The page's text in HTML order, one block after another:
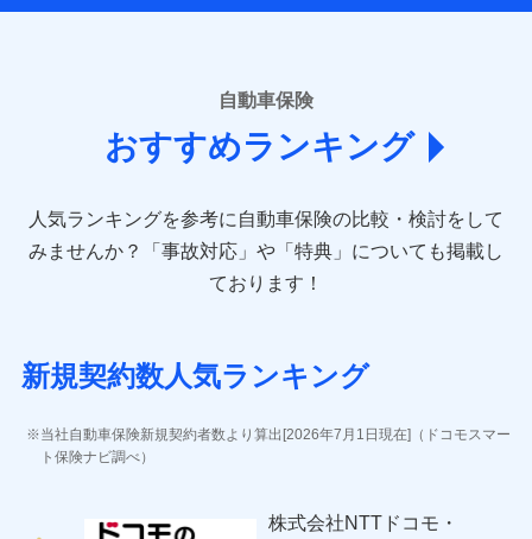
ームページに掲載しておりますので、ご確認ください。
あいおいニッセイ同和損害保険株式会社
(https://www.aioinissaydowa.co.jp/)
アクサ損害保険株式会社 (https://www.axa-
direct.co.jp/)
sompo.co.jp/)
東京海上ダイレクト損害保険株式会社 (https://www.e-
AIG損害保険株式会社 (https://www.aig.co.jp/sonpo)
ジェイアイ傷害火災保険株式会社
ソニー損害保険株式会社
(https://www.sonysonpo.co.jp/)
ＳＯＭＰＯダイレクト損害保険株式会社
自動車保険
おすすめランキング
人気ランキングを参考に自動車保険の比較・検討をして
みませんか？
「事故対応」や「特典」についても掲載し
ております！
新規契約数人気ランキング
当社自動車保険新規契約者数より算出[2026年7月1日現在]（ドコモスマー
ト保険ナビ調べ）
株式会社NTTドコモ・